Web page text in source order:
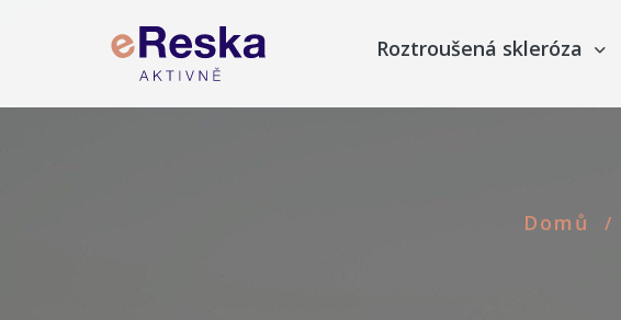
Roztroušená skleróza
Domů /